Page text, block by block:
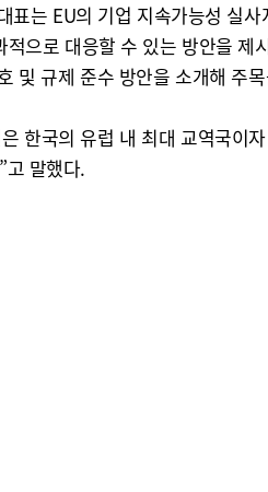
표는 EU의 기업 지속가능성 실
적으로 대응할 수 있는 방안을
및 규제 준수 방안을 소개해 주
한국의 유럽 내 최대 교역국이
고 말했다.